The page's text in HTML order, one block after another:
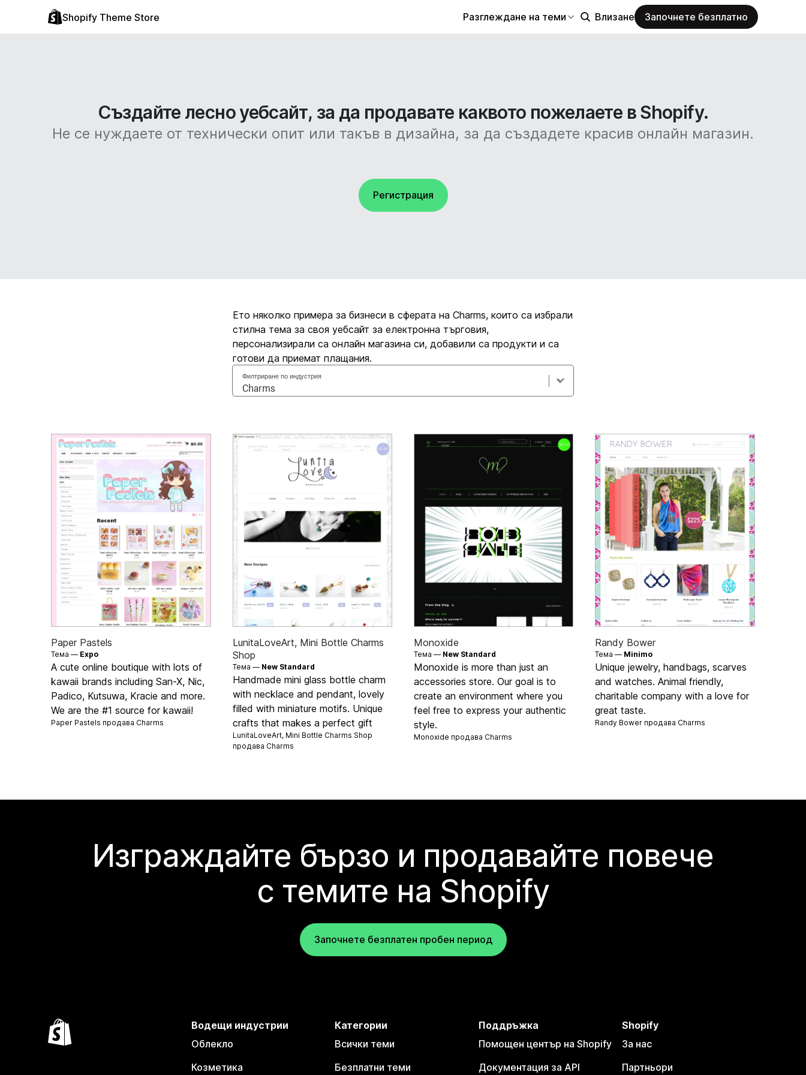
Shopify Theme Store Разглеждане на теми Влизане Започнете безплатно
Създайте лесно уебсайт, за да продавате каквото пожелаете в Shopify.
Не се нуждаете от технически опит или такъв в дизайна, за да създадете красив онлайн магазин.
Регистрация
Ето няколко примера за бизнеси в сферата на Charms, които са избрали
стилна тема за своя уебсайт за електронна търговия,
персонализирали са онлайн магазина си, добавили са продукти и са
готови да приемат плащания.
Филтриране по индустрия
Paper Pastels
Тема — Expo
A cute online boutique with lots of
kawaii brands including San-X, Nic,
Padico, Kutsuwa, Kracie and more.
We are the #1 source for kawaii!
Paper Pastels продава Charms
LunitaLoveArt, Mini Bottle Charms
Shop
Тема — New Standard
Handmade mini glass bottle charm
with necklace and pendant, lovely
filled with miniature motifs. Unique
crafts that makes a perfect gift
LunitaLoveArt, Mini Bottle Charms Shop
продава Charms
Monoxide
Тема — New Standard
Monoxide is more than just an
accessories store. Our goal is to
create an environment where you
feel free to express your authentic
style.
Monoxide продава Charms
Randy Bower
Тема — Minimo
Unique jewelry, handbags, scarves
and watches. Animal friendly,
charitable company with a love for
great taste.
Randy Bower продава Charms
Изграждайте бързо и продавайте повече
с темите на Shopify
Започнете безплатен пробен период
Водещи индустрии
Облекло
Козметика
Категории
Всички теми
Безплатни теми
Поддръжка
Помощен център на Shopify
Документация за API
Shopify
За нас
Партньори